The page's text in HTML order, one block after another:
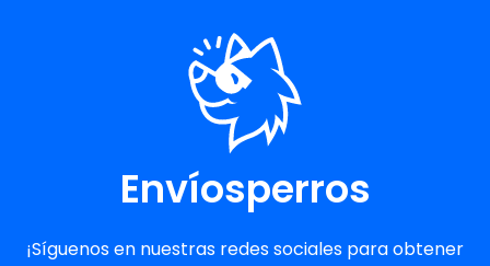
Envíosperros
¡Síguenos en nuestras redes sociales para obtener